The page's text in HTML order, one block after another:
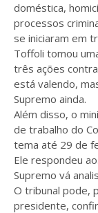
doméstica,
processos
se iniciaram em
Toffoli tomou
três ações
está valendo,
Supremo ainda.
Além disso, o
de trabalho do
tema até 29 de
Ele respondeu
Supremo vá
O tribunal pode,
presidente,